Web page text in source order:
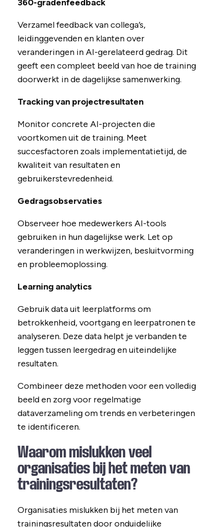
360-gradenfeedback
Verzamel feedback van collega’s,
leidinggevenden en klanten over
veranderingen in AI-gerelateerd gedrag. Dit
geeft een compleet beeld van hoe de training
doorwerkt in de dagelijkse samenwerking.
Tracking van projectresultaten
Monitor concrete AI-projecten die
voortkomen uit de training. Meet
succesfactoren zoals implementatietijd, de
kwaliteit van resultaten en
gebruikerstevredenheid.
Gedragsobservaties
Observeer hoe medewerkers AI-tools
gebruiken in hun dagelijkse werk. Let op
veranderingen in werkwijzen, besluitvorming
en probleemoplossing.
Learning analytics
Gebruik data uit leerplatforms om
betrokkenheid, voortgang en leerpatronen te
analyseren. Deze data helpt je verbanden te
leggen tussen leergedrag en uiteindelijke
resultaten.
Combineer deze methoden voor een volledig
beeld en zorg voor regelmatige
dataverzameling om trends en verbeteringen
te identificeren.
Waarom mislukken veel
organisaties bij het meten van
trainingsresultaten?
Organisaties mislukken bij het meten van
trainingsresultaten door onduidelijke